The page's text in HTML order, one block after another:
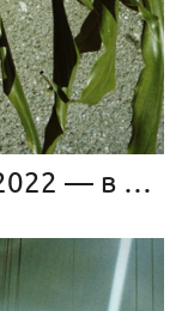
Bardo / Цветущие сны (2022 — в прогрессе)